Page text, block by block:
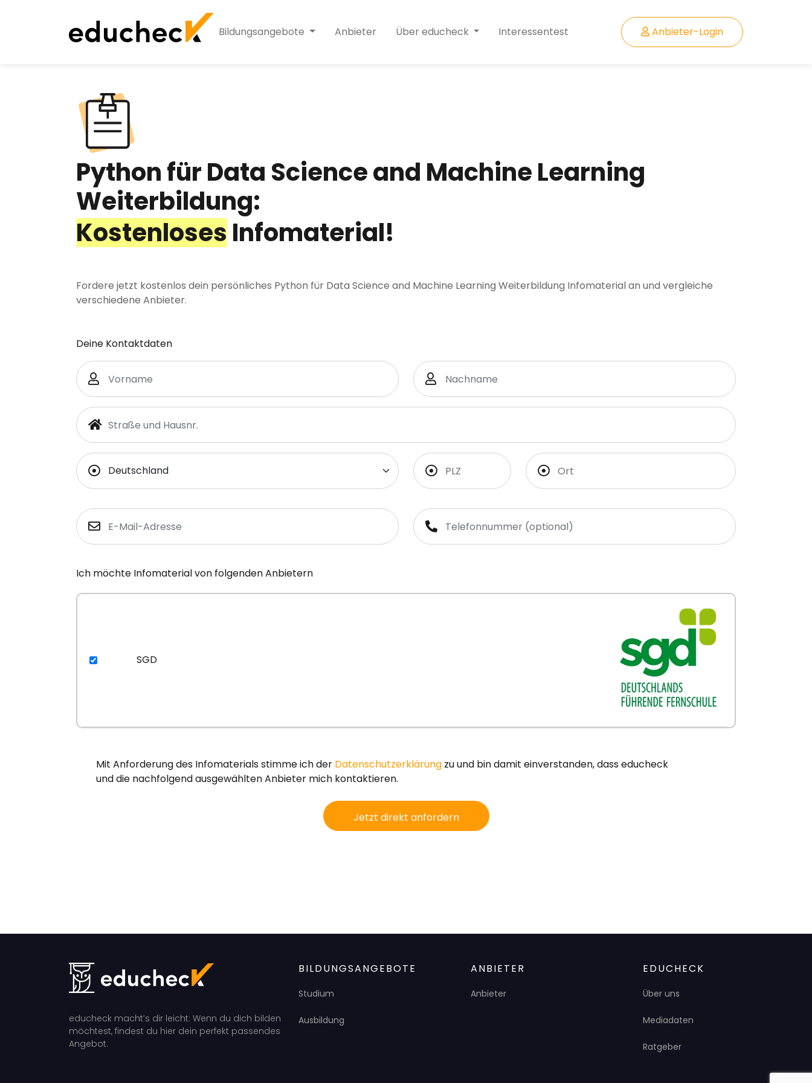
Bildungsangebote Anbieter Über educheck Interessentest Anbieter-Login
Python für Data Science and Machine Learning
Weiterbildung:
Kostenloses Infomaterial!
Fordere jetzt kostenlos dein persönliches Python für Data Science and Machine Learning Weiterbildung Infomaterial an und vergleiche
verschiedene Anbieter.
Deine Kontaktdaten
Ich möchte Infomaterial von folgenden Anbietern
SGD
Mit Anforderung des Infomaterials stimme ich der Datenschutzerklärung zu und bin damit einverstanden, dass educheck
und die nachfolgend ausgewählten Anbieter mich kontaktieren.
Jetzt direkt anfordern
educheck macht’s dir leicht: Wenn du dich bilden
möchtest, findest du hier dein perfekt passendes
Angebot.
BILDUNGSANGEBOTE
Studium
Ausbildung
ANBIETER
Anbieter
EDUCHECK
Über uns
Mediadaten
Ratgeber